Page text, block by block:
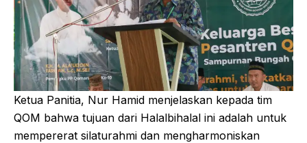
Ketua Panitia, Nur Hamid menjelaskan kepada tim
QOM bahwa tujuan dari Halalbihalal ini adalah untuk
mempererat silaturahmi dan mengharmoniskan